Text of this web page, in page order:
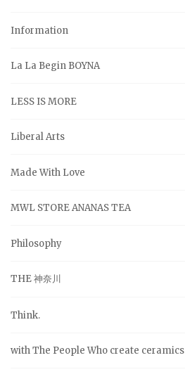
Information
La La Begin BOYNA
LESS IS MORE
Liberal Arts
Made With Love
MWL STORE ANANAS TEA
Philosophy
THE 神奈川
Think.
with The People Who create ceramics